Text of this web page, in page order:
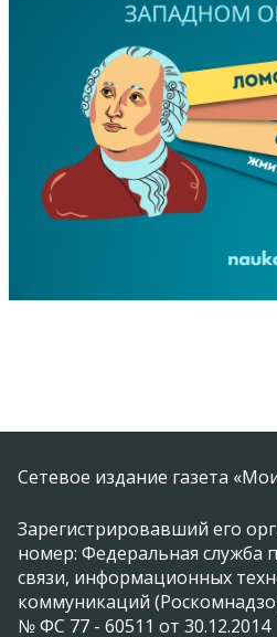
Сетевое издание газета
Зарегистрировавший его
номер: Федеральная служба
связи, информационных
коммуникаций
№ ФС 77 - 60511 от 30.12.2014